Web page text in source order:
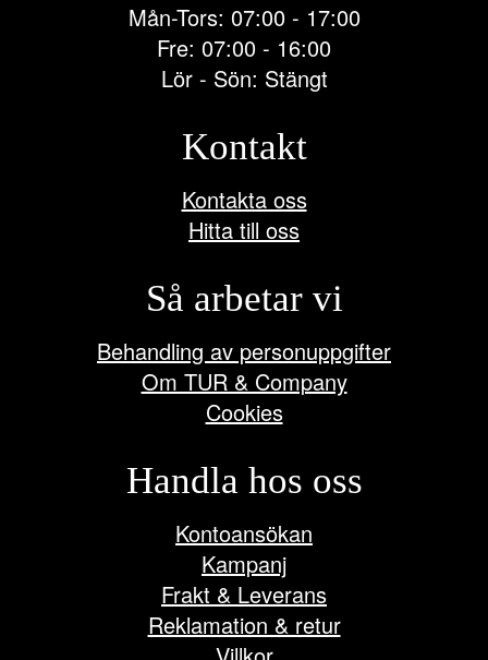
Mån-Tors: 07:00 - 17:00
Fre: 07:00 - 16:00
Lör - Sön: Stängt
Kontakt
Kontakta oss
Hitta till oss
Så arbetar vi
Behandling av personuppgifter
Om TUR & Company
Cookies
Handla hos oss
Kontoansökan
Kampanj
Frakt & Leverans
Reklamation & retur